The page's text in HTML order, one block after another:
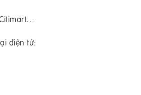
điện tử: